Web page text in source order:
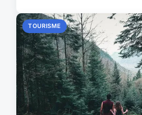
TOURISME